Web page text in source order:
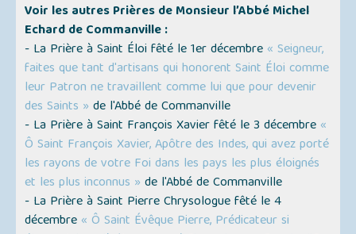
Voir les autres Prières de Monsieur l’Abbé Michel
Echard de Commanville :
- La Prière à Saint Éloi fêté le 1er décembre « Seigneur,
faites que tant d'artisans qui honorent Saint Éloi comme
leur Patron ne travaillent comme lui que pour devenir
des Saints » de l'Abbé de Commanville
- La Prière à Saint François Xavier fêté le 3 décembre «
Ô Saint François Xavier, Apôtre des Indes, qui avez porté
les rayons de votre Foi dans les pays les plus éloignés
et les plus inconnus » de l'Abbé de Commanville
- La Prière à Saint Pierre Chrysologue fêté le 4
décembre « Ô Saint Évêque Pierre, Prédicateur si